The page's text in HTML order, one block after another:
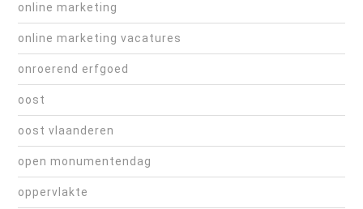
online marketing
online marketing vacatures
onroerend erfgoed
oost
oost vlaanderen
open monumentendag
oppervlakte